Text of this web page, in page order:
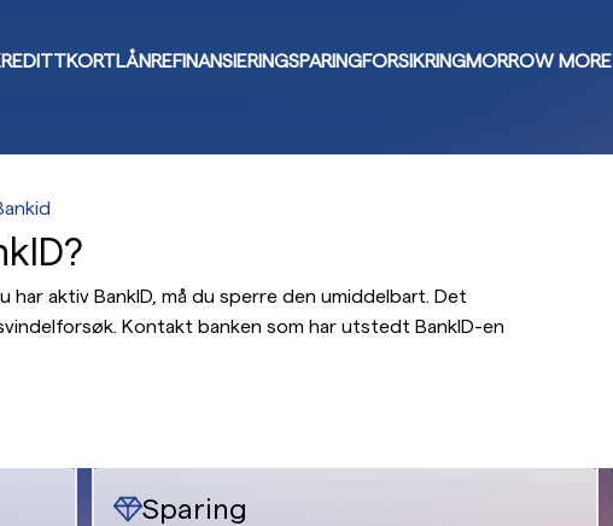
LÅNREFINANSIERINGSPARINGFORSIKRINGMORROW MORE
aktiv BankID, må du sperre den umiddelbart. Det
Kontakt banken som har utstedt BankID-en
Sparing